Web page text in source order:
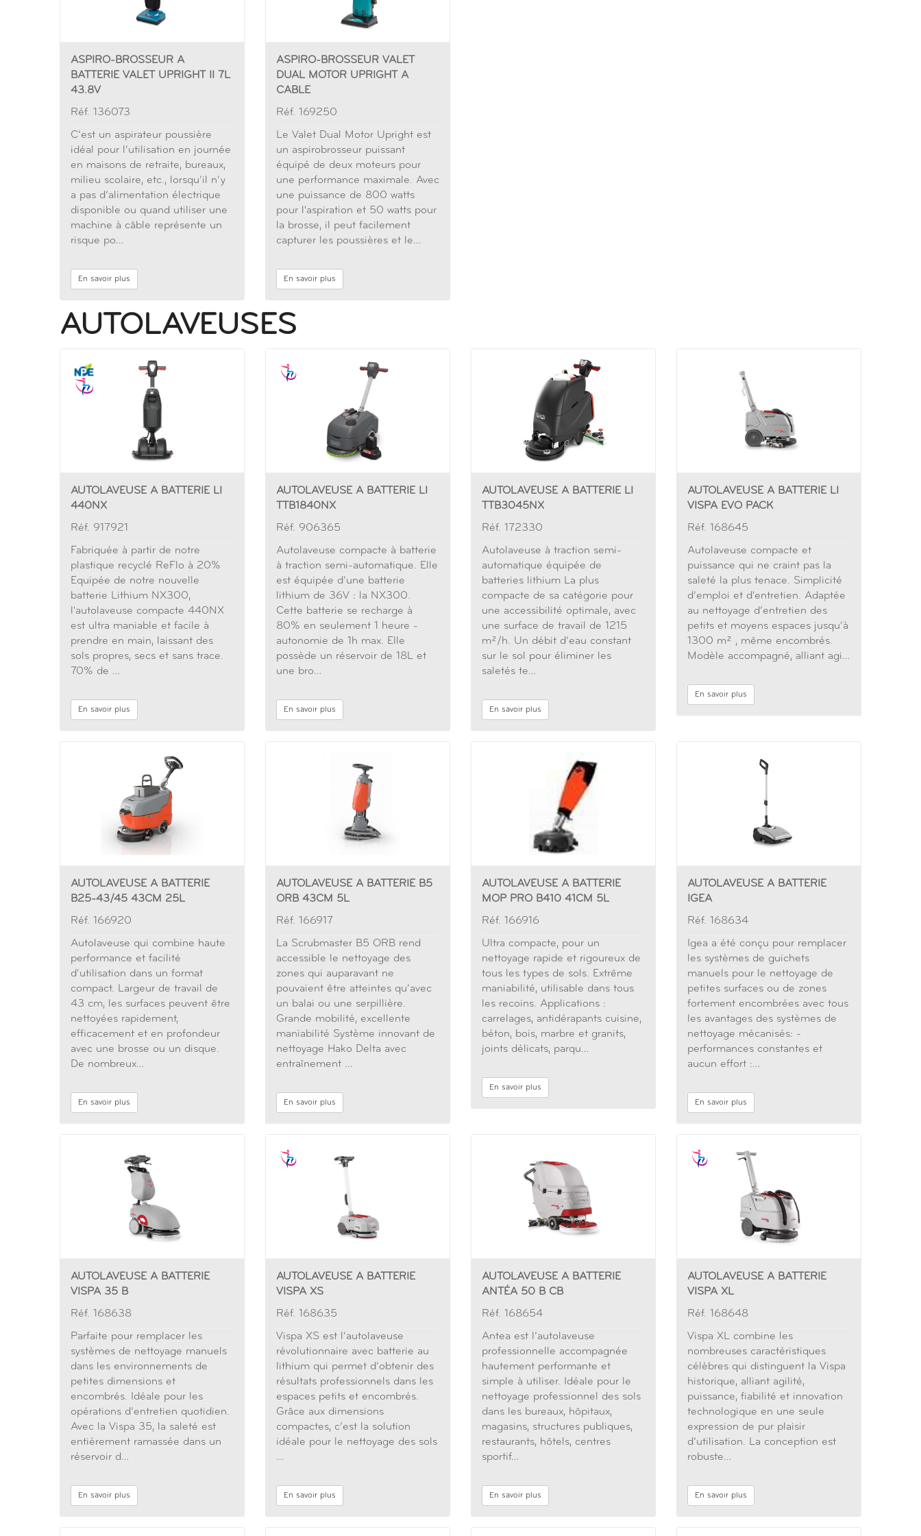
ASPIRO-BROSSEUR A
BATTERIE VALET UPRIGHT II 7L
43.8V
Réf. 136073
C’est un aspirateur poussière
idéal pour l’utilisation en journée
en maisons de retraite, bureaux,
milieu scolaire, etc., lorsqu’il n’y
a pas d’alimentation électrique
disponible ou quand utiliser une
machine à câble représente un
risque po…
En savoir plus
ASPIRO-BROSSEUR VALET
DUAL MOTOR UPRIGHT A
CABLE
Réf. 169250
Le Valet Dual Motor Upright est
un aspirobrosseur puissant
équipé de deux moteurs pour
une performance maximale. Avec
une puissance de 800 watts
pour l'aspiration et 50 watts pour
la brosse, il peut facilement
capturer les poussières et le…
En savoir plus
AUTOLAVEUSES
AUTOLAVEUSE A BATTERIE LI
440NX
Réf. 917921
Fabriquée à partir de notre
plastique recyclé ReFlo à 20%
Equipée de notre nouvelle
batterie Lithium NX300,
l'autolaveuse compacte 440NX
est ultra maniable et facile à
prendre en main, laissant des
sols propres, secs et sans trace.
70% de …
En savoir plus
AUTOLAVEUSE A BATTERIE LI
TTB1840NX
Réf. 906365
Autolaveuse compacte à batterie
à traction semi-automatique. Elle
est équipée d’une batterie
lithium de 36V : la NX300.
Cette batterie se recharge à
80% en seulement 1 heure -
autonomie de 1h max. Elle
possède un réservoir de 18L et
une bro…
En savoir plus
AUTOLAVEUSE A BATTERIE LI
TTB3045NX
Réf. 172330
Autolaveuse à traction semi-
automatique équipée de
batteries lithium La plus
compacte de sa catégorie pour
une accessibilité optimale, avec
une surface de travail de 1215
m²/h. Un débit d’eau constant
sur le sol pour éliminer les
saletés te…
En savoir plus
AUTOLAVEUSE A BATTERIE LI
VISPA EVO PACK
Réf. 168645
Autolaveuse compacte et
puissance qui ne craint pas la
saleté la plus tenace. Simplicité
d’emploi et d'entretien. Adaptée
au nettoyage d’entretien des
petits et moyens espaces jusqu’à
1300 m² , même encombrés.
Modèle accompagné, alliant agi…
En savoir plus
AUTOLAVEUSE A BATTERIE
B25-43/45 43CM 25L
Réf. 166920
Autolaveuse qui combine haute
performance et facilité
d‘utilisation dans un format
compact. Largeur de travail de
43 cm, les surfaces peuvent être
nettoyées rapidement,
efficacement et en profondeur
avec une brosse ou un disque.
De nombreux…
En savoir plus
AUTOLAVEUSE A BATTERIE B5
ORB 43CM 5L
Réf. 166917
La Scrubmaster B5 ORB rend
accessible le nettoyage des
zones qui auparavant ne
pouvaient être atteintes qu‘avec
un balai ou une serpillière.
Grande mobilité, excellente
maniabilité Système innovant de
nettoyage Hako Delta avec
entraînement …
En savoir plus
AUTOLAVEUSE A BATTERIE
MOP PRO B410 41CM 5L
Réf. 166916
Ultra compacte, pour un
nettoyage rapide et rigoureux de
tous les types de sols. Extrême
maniabilité, utilisable dans tous
les recoins. Applications :
carrelages, antidérapants cuisine,
béton, bois, marbre et granits,
joints délicats, parqu…
En savoir plus
AUTOLAVEUSE A BATTERIE
IGEA
Réf. 168634
Igea a été conçu pour remplacer
les systèmes de guichets
manuels pour le nettoyage de
petites surfaces ou de zones
fortement encombrées avec tous
les avantages des systèmes de
nettoyage mécanisés: -
performances constantes et
aucun effort :…
En savoir plus
AUTOLAVEUSE A BATTERIE
VISPA 35 B
Réf. 168638
Parfaite pour remplacer les
systèmes de nettoyage manuels
dans les environnements de
petites dimensions et
encombrés. Idéale pour les
opérations d’entretien quotidien.
Avec la Vispa 35, la saleté est
entièrement ramassée dans un
réservoir d…
En savoir plus
AUTOLAVEUSE A BATTERIE
VISPA XS
Réf. 168635
Vispa XS est l’autolaveuse
révolutionnaire avec batterie au
lithium qui permet d’obtenir des
résultats professionnels dans les
espaces petits et encombrés.
Grâce aux dimensions
compactes, c’est la solution
idéale pour le nettoyage des sols
…
En savoir plus
AUTOLAVEUSE A BATTERIE
ANTÉA 50 B CB
Réf. 168654
Antea est l’autolaveuse
professionnelle accompagnée
hautement performante et
simple à utiliser. Idéale pour le
nettoyage professionnel des sols
dans les bureaux, hôpitaux,
magasins, structures publiques,
restaurants, hôtels, centres
sportif…
En savoir plus
AUTOLAVEUSE A BATTERIE
VISPA XL
Réf. 168648
Vispa XL combine les
nombreuses caractéristiques
célèbres qui distinguent la Vispa
historique, alliant agilité,
puissance, fiabilité et innovation
technologique en une seule
expression de pur plaisir
d’utilisation. La conception est
robuste…
En savoir plus